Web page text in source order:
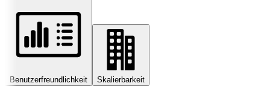
Benutzerfreundlichkeit Skalierbarkeit